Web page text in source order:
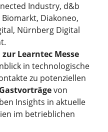
Industry, d&b
Biomarkt, Diakoneo,
Nürnberg Digital
Learntec Messe
in technologische
zu potenziellen
von
Insights in aktuelle
im betrieblichen